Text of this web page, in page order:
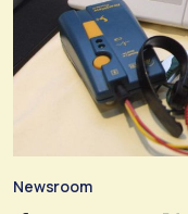
Newsroom